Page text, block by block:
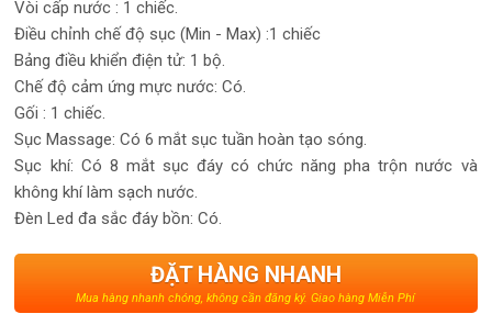
Vòi cấp nước : 1 chiếc.
Điều chỉnh chế độ sục (Min - Max) :1 chiếc
Bảng điều khiển điện tử: 1 bộ.
Chế độ cảm ứng mực nước: Có.
Gối : 1 chiếc.
Sục Massage: Có 6 mắt sục tuần hoàn tạo sóng.
Sục khí: Có 8 mắt sục đáy có chức năng pha trộn nước và
không khí làm sạch nước.
Đèn Led đa sắc đáy bồn: Có.
ĐẶT HÀNG NHANH
Mua hàng nhanh chóng, không cần đăng ký. Giao hàng Miễn Phí